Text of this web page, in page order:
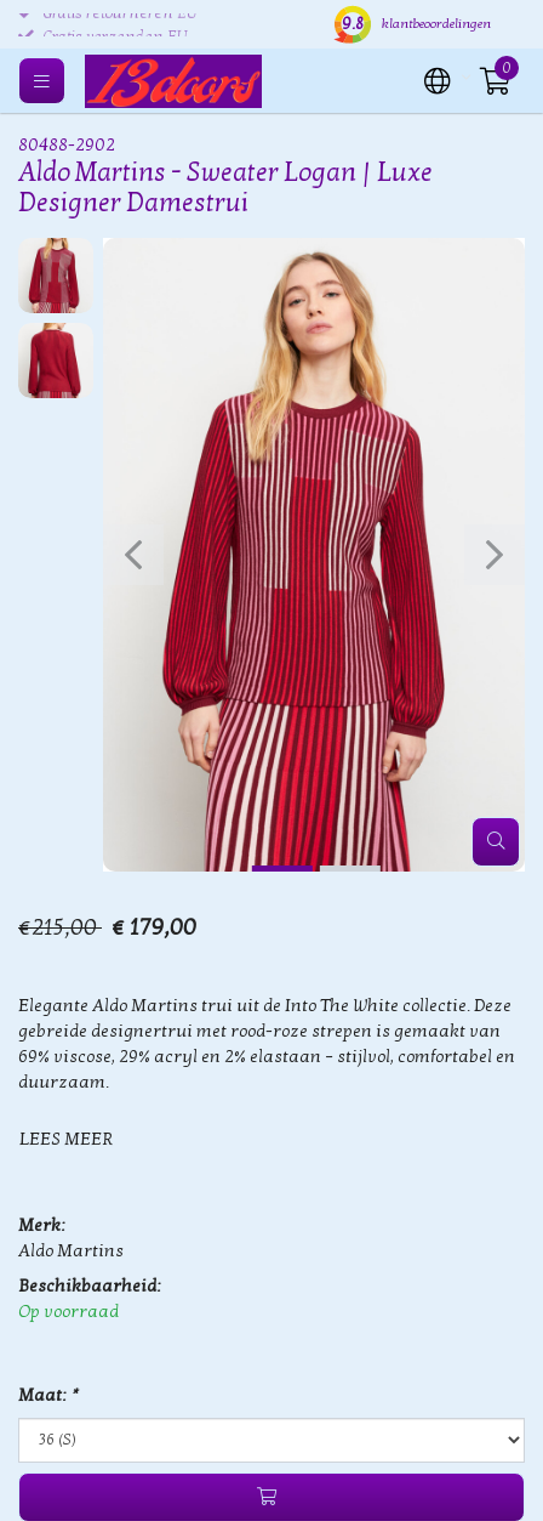
Gratis retourneren EU Verzending binnen 24 uur
9.8 klantbeoordelingen
0
80488-2902
Aldo Martins - Sweater Logan | Luxe
Designer Damestrui
€215,00 € 179,00
Elegante Aldo Martins trui uit de Into The White collectie. Deze
gebreide designertrui met rood-roze strepen is gemaakt van
69% viscose, 29% acryl en 2% elastaan – stijlvol, comfortabel en
duurzaam.
LEES MEER
Merk:
Aldo Martins
Beschikbaarheid:
Op voorraad
Maat: *